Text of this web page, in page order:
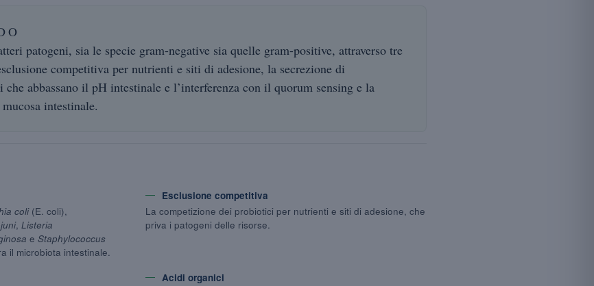
patogeni, sia le specie gram-negative sia quelle gram-positive, attraverso tre
competitiva per nutrienti e siti di adesione, la secrezione di
abbassano il pH intestinale e l’interferenza con il quorum sensing e la
intestinale.
coli(E. coli),
, Listeria
e Staphylococcus
il microbiota intestinale.
Esclusione competitiva
La competizione dei probiotici per nutrienti e siti di adesione, che
priva i patogeni delle risorse.
Acidi organici